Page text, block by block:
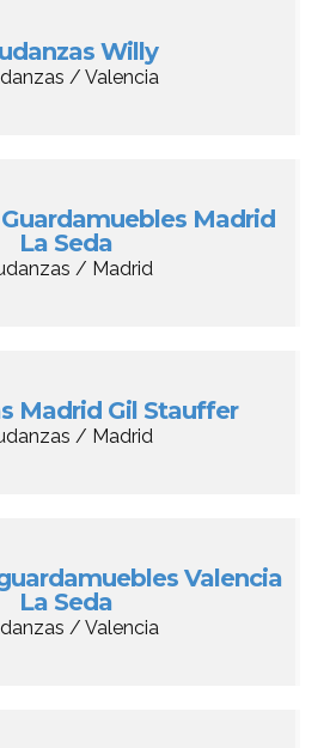
Willy
/ Valencia
Madrid
La Seda
/ Madrid
Madrid Gil Stauffer
/ Madrid
Valencia
La Seda
/ Valencia